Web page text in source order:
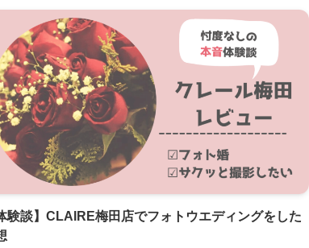
験談】CLAIRE梅田店でフォトウエディングをした